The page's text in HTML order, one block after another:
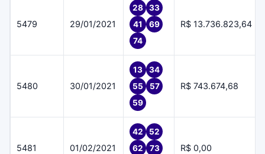
5479 29/01/2021
28
33
41
69
74
R$ 13.736.823,64
5480 30/01/2021
13
34
55
57
59
R$ 743.674,68
5481 01/02/2021
42
52
62
73
R$ 0,00